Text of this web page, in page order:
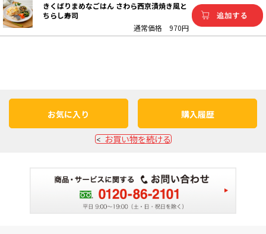
きくばりまめなごはん さわら西京漬焼き風と
ちらし寿司
通常価格 970円
お気に入り 購入履歴